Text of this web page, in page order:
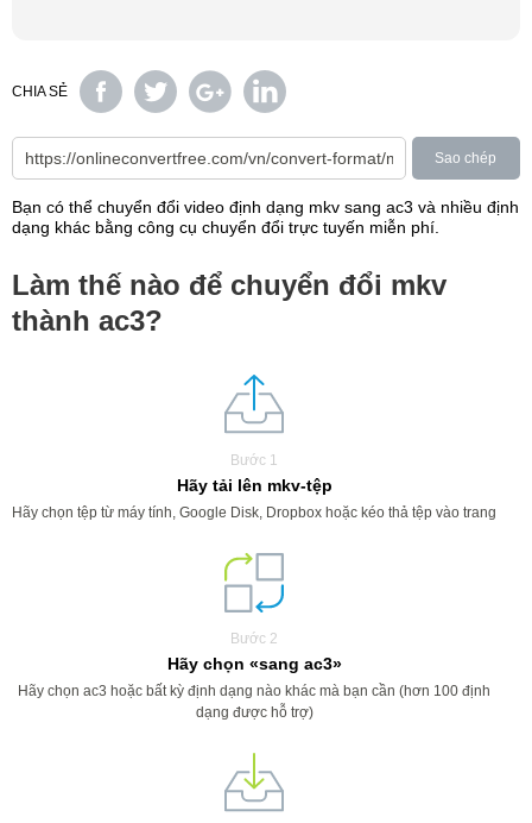
CHIA SẺ
Sao chép
Bạn có thể chuyển đổi video định dạng mkv sang ac3 và nhiều định
dạng khác bằng công cụ chuyển đổi trực tuyến miễn phí.
Làm thế nào để chuyển đổi mkv
thành ac3?
Bước 1
Hãy tải lên mkv-tệp
Hãy chọn tệp từ máy tính, Google Disk, Dropbox hoặc kéo thả tệp vào trang
Bước 2
Hãy chọn «sang ac3»
Hãy chọn ac3 hoặc bất kỳ định dạng nào khác mà bạn cần (hơn 100 định
dạng được hỗ trợ)